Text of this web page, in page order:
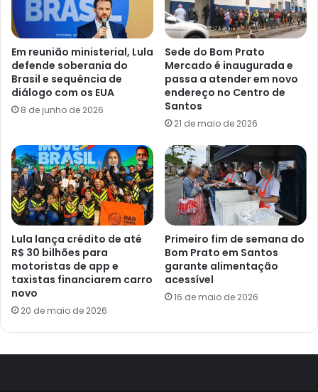
Em reunião ministerial, Lula
defende soberania do
Brasil e sequência de
diálogo com os EUA
8 de junho de 2026
Sede do Bom Prato
Mercado é inaugurada e
passa a atender em novo
endereço no Centro de
Santos
21 de maio de 2026
Lula lança crédito de até
R$ 30 bilhões para
motoristas de app e
taxistas financiarem carro
novo
20 de maio de 2026
Primeiro fim de semana do
Bom Prato em Santos
garante alimentação
acessível
16 de maio de 2026